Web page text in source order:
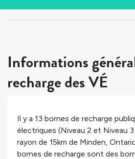
Informations
recharge des VÉ
Il y a 13 bornes de recharge
électriques (Niveau 2 et Niveau
rayon de 15km de Minden,
bornes de recharge sont des